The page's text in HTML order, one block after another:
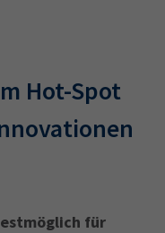
Hot-Spot
für